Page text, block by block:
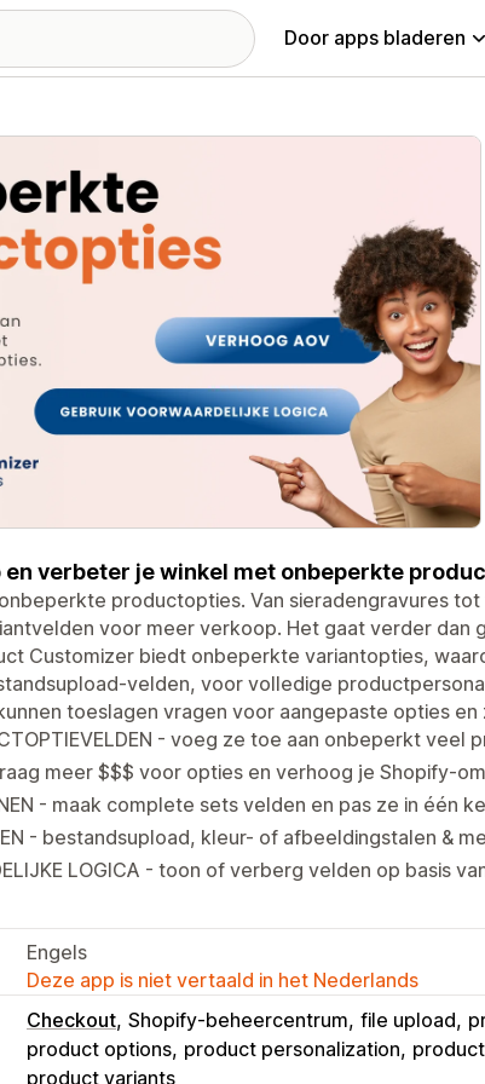
Door apps bladeren
en verbeter je winkel met onbeperkte
productopties. Van sieradengravures
voor meer verkoop. Het gaat verder dan
Customizer biedt onbeperkte variantopties,
velden, voor volledige
toeslagen vragen voor aangepaste opties
- voeg ze toe aan onbeperkt veel
meer $$$ voor opties en verhoog je Shopify-
- maak complete sets velden en pas ze in één
- bestandsupload, kleur- of afbeeldingstalen &
LOGICA - toon of verberg velden op basis
Engels
Deze app is niet vertaald in het Nederlands
Checkout Shopify-beheercentrum file upload
product options product personalization
product variants